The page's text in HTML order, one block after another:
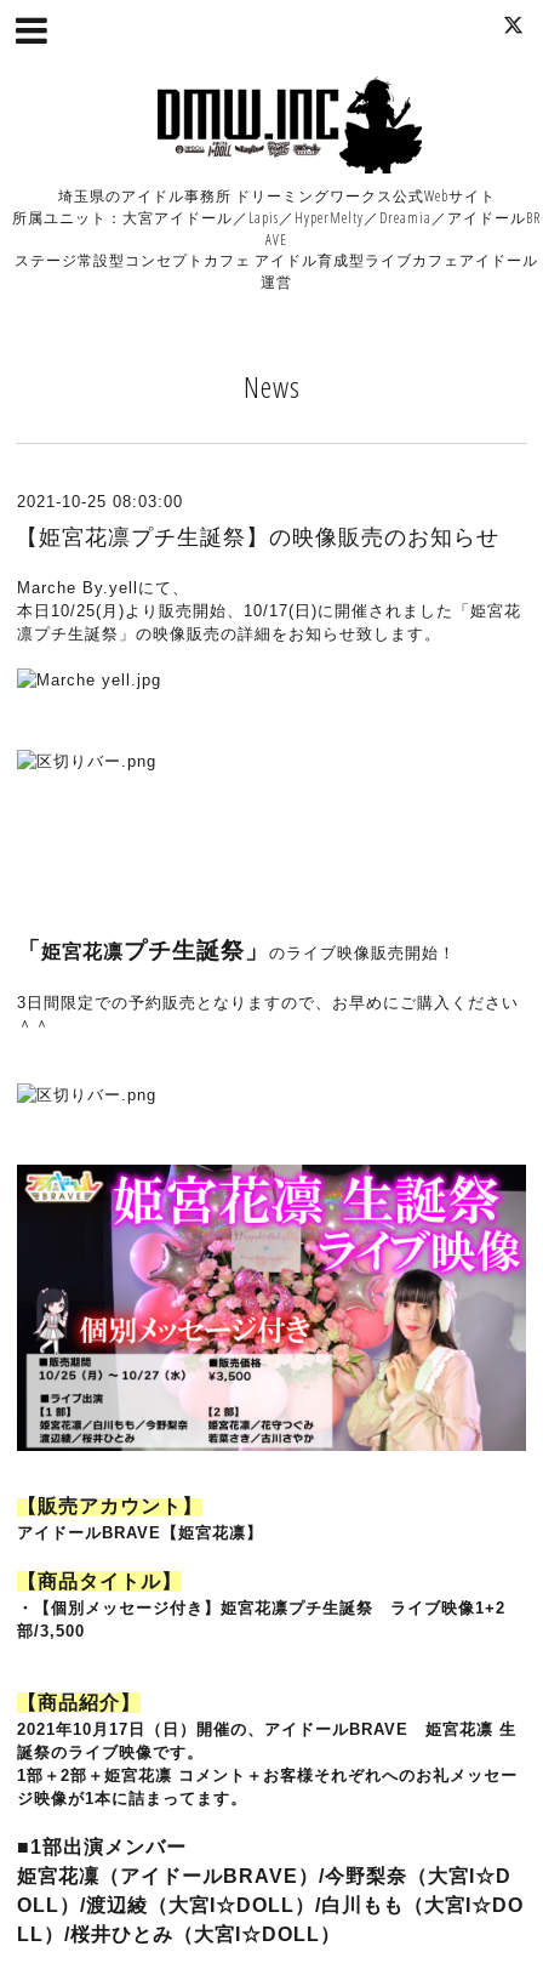
埼玉県のアイドル事務所 ドリーミングワークス公式Webサイト
所属ユニット：大宮アイドール／Lapis／HyperMelty／Dreamia／アイドールBR
AVE
ステージ常設型コンセプトカフェ アイドル育成型ライブカフェアイドール
運営
News
2021-10-25 08:03:00
【姫宮花凛プチ生誕祭】の映像販売のお知らせ
Marche By.yellにて、
本日10/25(月)より販売開始、10/17(日)に開催されました「姫宮花
凛プチ生誕祭」の映像販売の詳細をお知らせ致します。
「姫宮花凛プチ生誕祭」のライブ映像販売開始！
3日間限定での予約販売となりますので、お早めにご購入ください
＾＾
【販売アカウント】
アイドールBRAVE【姫宮花凛】
【商品タイトル】
・【個別メッセージ付き】姫宮花凛プチ生誕祭 ライブ映像1+2
部/3,500
【商品紹介】
2021年10月17日（日）開催の、アイドールBRAVE 姫宮花凛 生
誕祭のライブ映像です。
1部＋2部＋姫宮花凛 コメント＋お客様それぞれへのお礼メッセー
ジ映像が1本に詰まってます。
■1部出演メンバー
姫宮花凜（アイドールBRAVE）/今野梨奈（大宮I☆D
OLL）/渡辺綾 （大宮I☆DOLL）/白川もも
（大宮I☆DO
LL）/桜井ひとみ （大宮I☆DOLL）